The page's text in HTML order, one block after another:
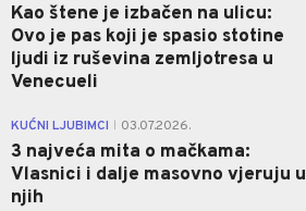
Kao štene je izbačen na ulicu:
Ovo je pas koji je spasio stotine
ljudi iz ruševina zemljotresa u
Venecueli
KUĆNI LJUBIMCI 03.07.2026.
3 najveća mita o mačkama:
Vlasnici i dalje masovno vjeruju u
njih